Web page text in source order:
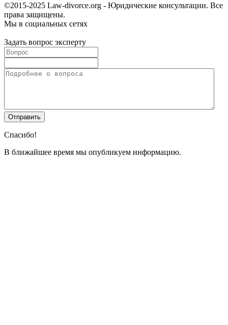
©2015-2025 Law-divorce.org - Юридические консультации. Все
права защищены.
Мы в социальных сетях
Задать вопрос эксперту
Спасибо!
В ближайшее время мы опубликуем информацию.